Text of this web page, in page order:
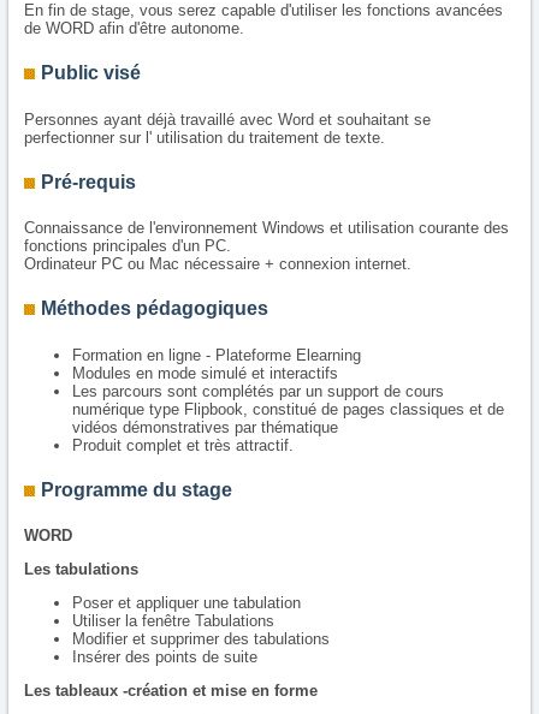
En fin de stage, vous serez capable d'utiliser les fonctions avancées
de WORD afin d'être autonome.
Public visé
Personnes ayant déjà travaillé avec Word et souhaitant se
perfectionner sur l' utilisation du traitement de texte.
Pré-requis
Connaissance de l'environnement Windows et utilisation courante des
fonctions principales d'un PC.
Ordinateur PC ou Mac nécessaire + connexion internet.
Méthodes pédagogiques
Formation en ligne - Plateforme Elearning
Modules en mode simulé et interactifs
Les parcours sont complétés par un support de cours
numérique type Flipbook, constitué de pages classiques et de
vidéos démonstratives par thématique
Produit complet et très attractif.
Programme du stage
WORD
Les tabulations
Poser et appliquer une tabulation
Utiliser la fenêtre Tabulations
Modifier et supprimer des tabulations
Insérer des points de suite
Les tableaux -création et mise en forme